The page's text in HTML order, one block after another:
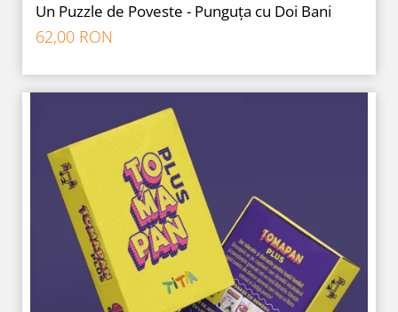
Un Puzzle de Poveste - Punguța cu Doi Bani
62,00 RON